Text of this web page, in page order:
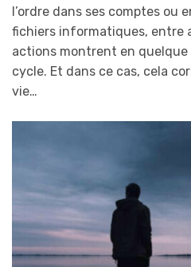
l’ordre dans ses comptes ou
fichiers informatiques, entre
actions montrent en quelque
cycle. Et dans ce cas, cela
vie…